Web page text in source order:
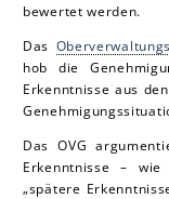
bewertet werden.
Das
hob die
Erkenntnisse aus
Das OVG
Erkenntnisse –
„spätere